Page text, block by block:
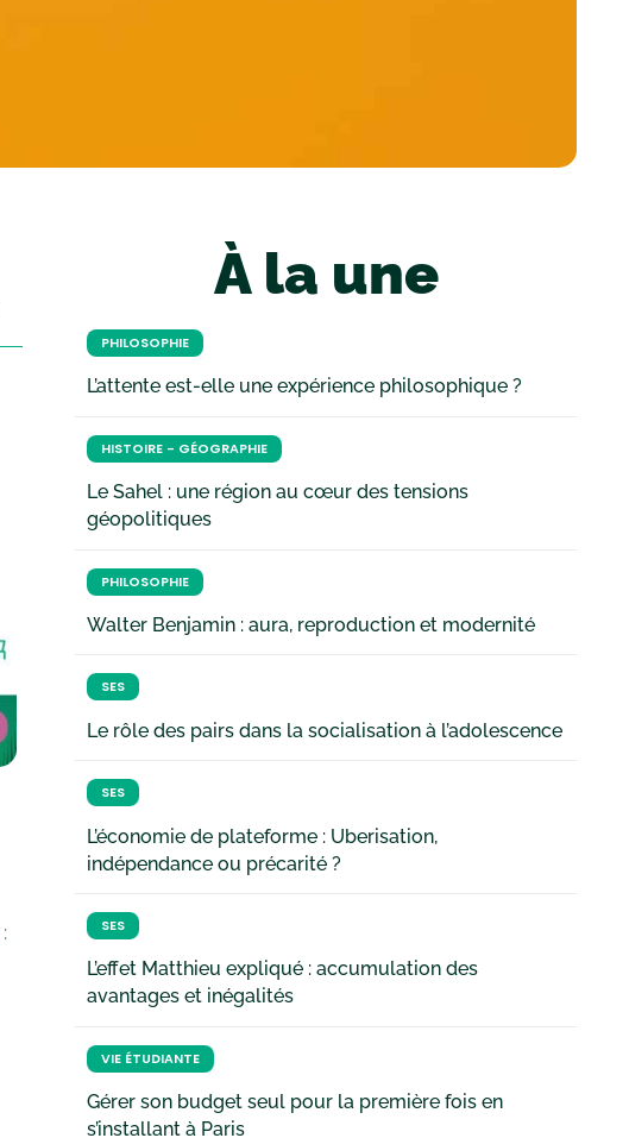
:
À la une
PHILOSOPHIE
L’attente est-elle une expérience philosophique ?
HISTOIRE - GÉOGRAPHIE
Le Sahel : une région au cœur des tensions
géopolitiques
PHILOSOPHIE
Walter Benjamin : aura, reproduction et modernité
SES
Le rôle des pairs dans la socialisation à l’adolescence
SES
L’économie de plateforme : Uberisation,
indépendance ou précarité ?
SES
L’effet Matthieu expliqué : accumulation des
avantages et inégalités
VIE ÉTUDIANTE
Gérer son budget seul pour la première fois en
s’installant à Paris